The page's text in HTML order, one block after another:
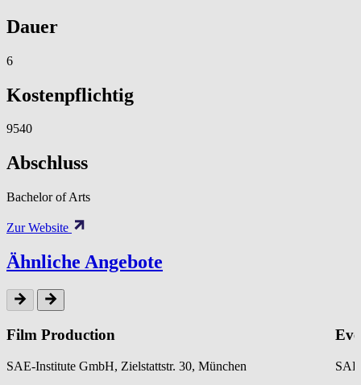
Dauer
6
Kostenpflichtig
9540
Abschluss
Bachelor of Arts
Zur Website
Ähnliche Angebote
Film Production
SAE-Institute GmbH, Zielstattstr. 30, München